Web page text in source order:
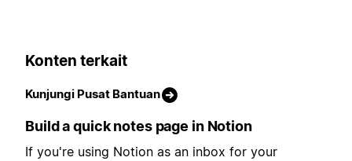
Konten terkait
Kunjungi Pusat Bantuan
Build a quick notes page in Notion
If you're using Notion as an inbox for your